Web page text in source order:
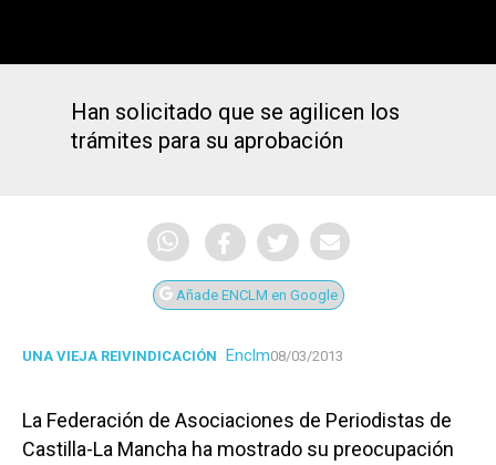
Han solicitado que se agilicen los
trámites para su aprobación
Añade ENCLM en Google
UNA VIEJA REIVINDICACIÓN Enclm08/03/2013
La Federación de Asociaciones de Periodistas de
Castilla-La Mancha ha mostrado su preocupación